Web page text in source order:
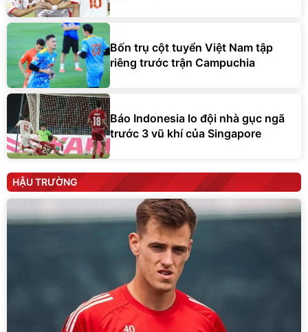
Bốn trụ cột tuyển Việt Nam tập
riêng trước trận Campuchia
Báo Indonesia lo đội nhà gục ngã
trước 3 vũ khí của Singapore
HẬU TRƯỜNG